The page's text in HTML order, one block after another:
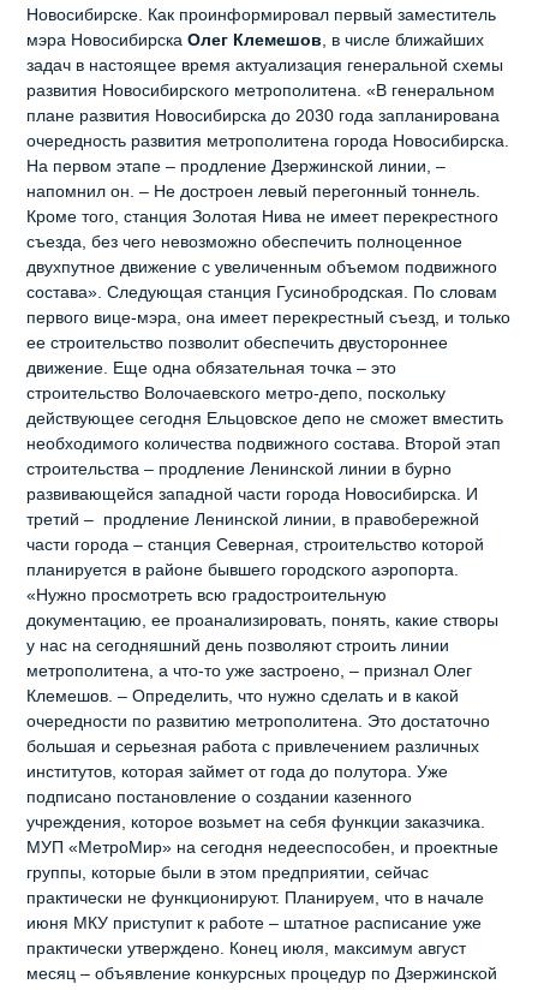
Новосибирске. Как проинформировал первый заместитель
мэра НовосибирскаОлег Клемешов , в числе ближайших
задач в настоящее время актуализация генеральной схемы
развития Новосибирского метрополитена. «В генеральном
плане развития Новосибирска до 2030 года запланирована
очередность развития метрополитена города Новосибирска.
На первом этапе – продление Дзержинской линии, –
напомнил он. – Не достроен левый перегонный тоннель.
Кроме того, станция Золотая Нива не имеет перекрестного
съезда, без чего невозможно обеспечить полноценное
двухпутное движение с увеличенным объемом подвижного
состава». Следующая станция Гусинобродская. По словам
первого вице-мэра, она имеет перекрестный съезд, и только
ее строительство позволит обеспечить двустороннее
движение. Еще одна обязательная точка – это
строительство Волочаевского метро-депо, поскольку
действующее сегодня Ельцовское депо не сможет вместить
необходимого количества подвижного состава. Второй этап
строительства – продление Ленинской линии в бурно
развивающейся западной части города Новосибирска. И
третий – продление Ленинской линии, в правобережной
части города – станция Северная, строительство которой
планируется в районе бывшего городского аэропорта.
«Нужно просмотреть всю градостроительную
документацию, ее проанализировать, понять, какие створы
у нас на сегодняшний день позволяют строить линии
метрополитена, а что-то уже застроено, – признал Олег
Клемешов. – Определить, что нужно сделать и в какой
очередности по развитию метрополитена. Это достаточно
большая и серьезная работа с привлечением различных
институтов, которая займет от года до полутора. Уже
подписано постановление о создании казенного
учреждения, которое возьмет на себя функции заказчика.
МУП «МетроМир» на сегодня недееспособен, и проектные
группы, которые были в этом предприятии, сейчас
практически не функционируют. Планируем, что в начале
июня МКУ приступит к работе – штатное расписание уже
практически утверждено. Конец июля, максимум август
месяц – объявление конкурсных процедур по Дзержинской